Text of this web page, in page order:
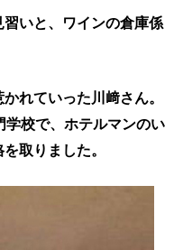
いと、
ワインの倉庫係
れていった川﨑さん。
校で、ホテルマンのい
取りました。